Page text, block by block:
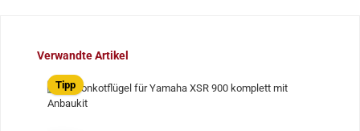
Produktgalerie überspringen
Verwandte Artikel
Tipp